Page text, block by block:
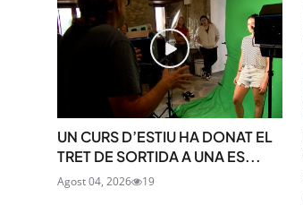
UN CURS D’ESTIU HA DONAT EL
TRET DE SORTIDA A UNA ES...
Agost 04, 2026 19